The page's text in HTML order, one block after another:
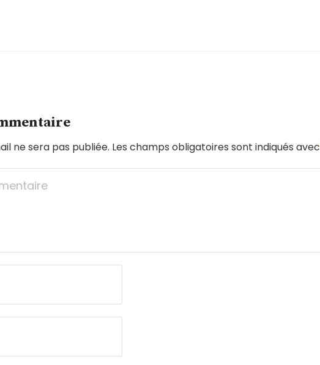
ne sera pas publiée. Les champs obligatoires sont indiqués avec